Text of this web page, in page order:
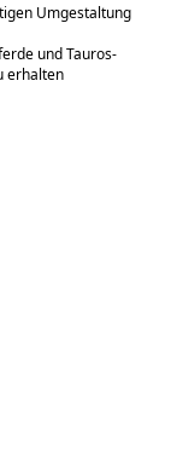
Umgestaltung
und Tauros-
erhalten